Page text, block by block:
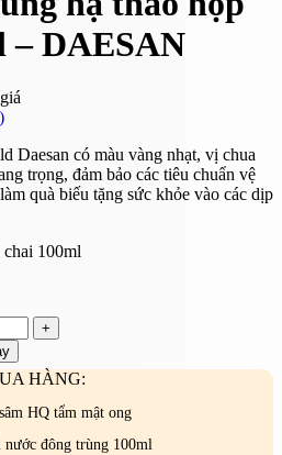
– DAESAN
Daesan có màu vàng nhạt, vị chua
trọng, đảm bảo các tiêu chuẩn vệ
quà biếu tặng sức khỏe vào các dịp
100ml
HÀNG:
HQ tẩm mật ong
nước đông trùng 100ml